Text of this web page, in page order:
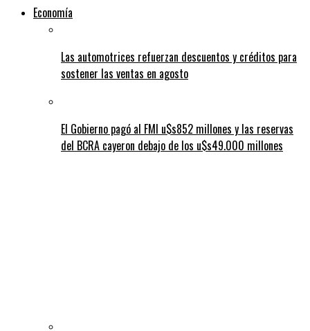
Economía
Las automotrices refuerzan descuentos y créditos para
sostener las ventas en agosto
El Gobierno pagó al FMI u$s852 millones y las reservas
del BCRA cayeron debajo de los u$s49.000 millones